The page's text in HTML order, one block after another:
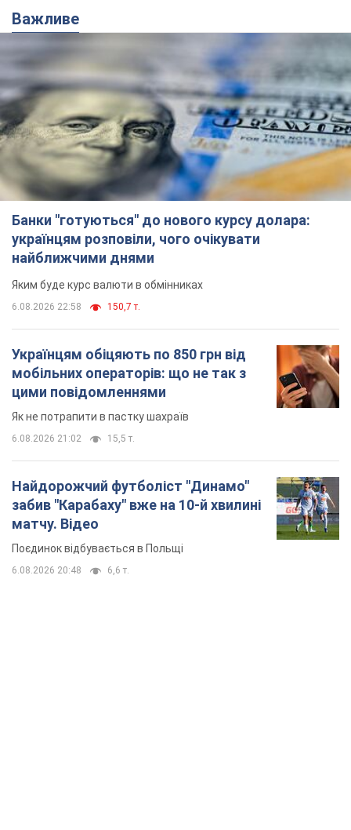
Важливе
Банки "готуються" до нового курсу долара:
українцям розповіли, чого очікувати
найближчими днями
Яким буде курс валюти в обмінниках
6.08.2026 22:58 150,7 т.
Українцям обіцяють по 850 грн від
мобільних операторів: що не так з
цими повідомленнями
Як не потрапити в пастку шахраїв
6.08.2026 21:02 15,5 т.
Найдорожчий футболіст "Динамо"
забив "Карабаху" вже на 10-й хвилині
матчу. Відео
Поєдинок відбувається в Польщі
6.08.2026 20:48 6,6 т.